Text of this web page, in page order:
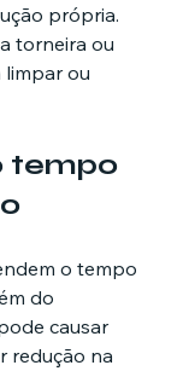
própria.
torneira ou
ou
tempo
o tempo
do
causar
redução na